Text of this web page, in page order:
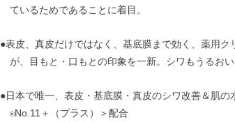
ているためであることに着目。
●表皮、真皮だけではなく、基底膜まで効く、薬用
が、目もと・口もとの印象を一新。シワもうるお
●日本で唯一、表皮・基底膜・真皮のシワ改善＆肌
®No.11＋（プラス）＞配合